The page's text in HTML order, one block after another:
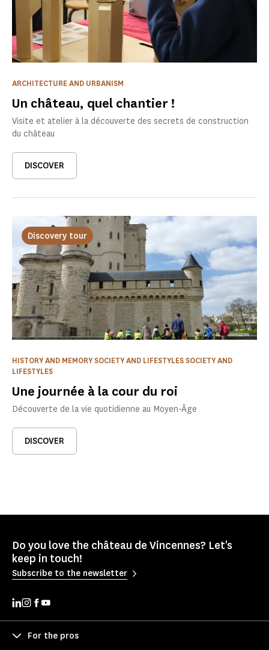
Un château, quel chantier !
ARCHITECTURE AND URBANISM
Visite et atelier à la découverte des secrets de construction
du château
DISCOVER
Discovery tour
Une journée à la cour du roi
HISTORY AND MEMORY SOCIETY AND LIFESTYLES SOCIETY AND
LIFESTYLES
Découverte de la vie quotidienne au Moyen-Âge
DISCOVER
Do you love the château de Vincennes? Let's
keep in touch!
Subscribe to the newsletter
For the pros